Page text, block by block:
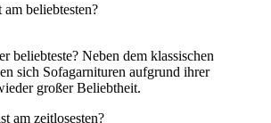
beliebtesten?
beliebteste? Neben dem klassischen
sich Sofagarnituren aufgrund ihrer
großer Beliebtheit.
am zeitlosesten?